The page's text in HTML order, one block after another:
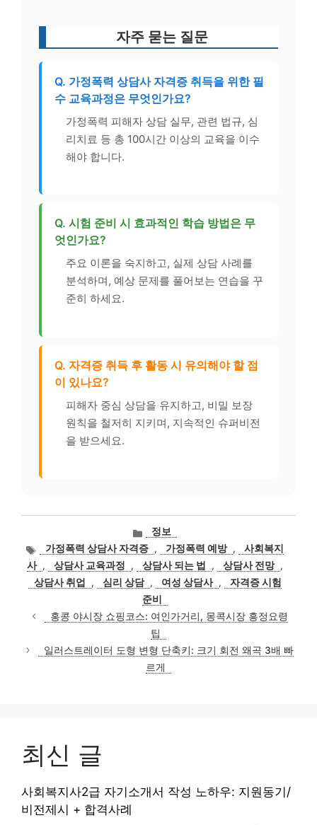
자주 묻는 질문
Q. 가정폭력 상담사 자격증 취득을 위한 필
수 교육과정은 무엇인가요?
가정폭력 피해자 상담 실무, 관련 법규, 심
리치료 등 총 100시간 이상의 교육을 이수
해야 합니다.
Q. 시험 준비 시 효과적인 학습 방법은 무
엇인가요?
주요 이론을 숙지하고, 실제 상담 사례를
분석하며, 예상 문제를 풀어보는 연습을 꾸
준히 하세요.
Q. 자격증 취득 후 활동 시 유의해야 할 점
이 있나요?
피해자 중심 상담을 유지하고, 비밀 보장
원칙을 철저히 지키며, 지속적인 슈퍼비전
을 받으세요.
카
테
고
리
정보
태가정폭력 상담사 자격증 , 가정폭력 예방 ,
사회복지
사 , 상담사 교육과정 , 상담사 되는 법 , 상담사 전망 ,
상담사 취업
, 심리 상담 , 여성 상담사 ,
자격증 시험
준비
홍콩 야시장 쇼핑코스: 여인가거리, 몽콕시장 흥정요령
팁
일러스트레이터 도형 변형 단축키: 크기 회전 왜곡 3배 빠
르게
최신 글
사회복지사2급 자기소개서 작성 노하우: 지원동기/
비전제시 + 합격사례